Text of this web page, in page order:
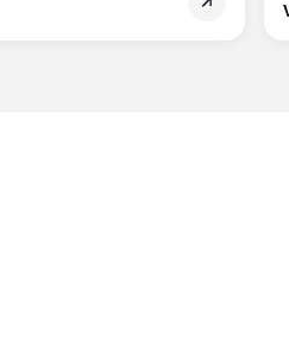
og bundlinje.